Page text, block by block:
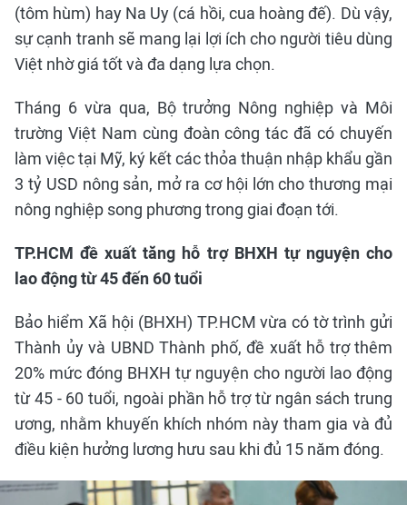
(tôm hùm) hay Na Uy (cá hồi, cua hoàng đế). Dù vậy,
sự cạnh tranh sẽ mang lại lợi ích cho người tiêu dùng
Việt nhờ giá tốt và đa dạng lựa chọn.
Tháng 6 vừa qua, Bộ trưởng Nông nghiệp và Môi
trường Việt Nam cùng đoàn công tác đã có chuyến
làm việc tại Mỹ, ký kết các thỏa thuận nhập khẩu gần
3 tỷ USD nông sản, mở ra cơ hội lớn cho thương mại
nông nghiệp song phương trong giai đoạn tới.
TP.HCM đề xuất tăng hỗ trợ BHXH tự nguyện cho
lao động từ 45 đến 60 tuổi
Bảo hiểm Xã hội (BHXH) TP.HCM vừa có tờ trình gửi
Thành ủy và UBND Thành phố, đề xuất hỗ trợ thêm
20% mức đóng BHXH tự nguyện cho người lao động
từ 45 - 60 tuổi, ngoài phần hỗ trợ từ ngân sách trung
ương, nhằm khuyến khích nhóm này tham gia và đủ
điều kiện hưởng lương hưu sau khi đủ 15 năm đóng.